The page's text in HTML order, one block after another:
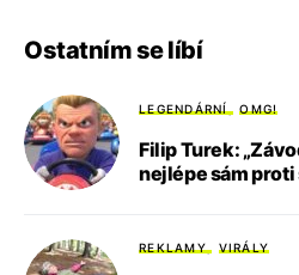
Ostatním se líbí
LEGENDÁRNÍ OMG!
Filip Turek:
nejlépe sám proti
REKLAMY VIRÁLY